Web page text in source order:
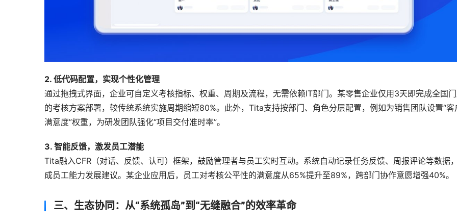
2. 低代码配置，实现个性化管理
通过拖拽式界面，企业可自定义考核指标、权重、周期及流程，无需依赖IT部门。某零售企业仅用3天即完成全国
的考核方案部署，较传统系统实施周期缩短80%。此外，Tita支持按部门、角色分层配置，例如为销售团队设置“客
满意度”权重，为研发团队强化“项目交付准时率”。
3. 智能反馈，激发员工潜能
Tita融入CFR（对话、反馈、认可）框架，鼓励管理者与员工实时互动。系统自动记录任务反馈、周报评论等数据
成员工能力发展建议。某企业应用后，员工对考核公平性的满意度从65%提升至89%，跨部门协作意愿增强40%。
三、生态协同：从“系统孤岛”到“无缝融合”的效率革命